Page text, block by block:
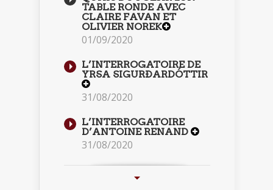
TABLE RONDE AVEC
CLAIRE FAVAN ET
OLIVIER NOREK
01/09/2020
L’INTERROGATOIRE DE
YRSA SIGURÐARDÓTTIR
31/08/2020
L’INTERROGATOIRE
D’ANTOINE RENAND
31/08/2020